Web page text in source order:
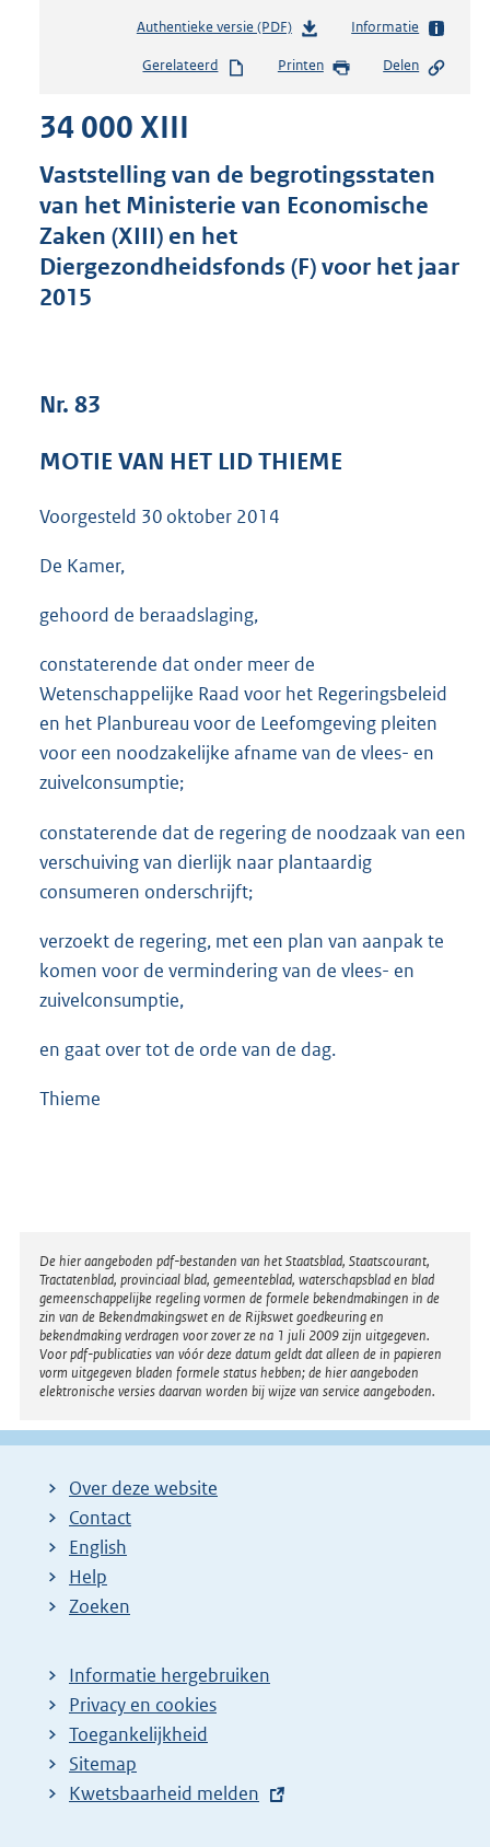
Authentieke versie (PDF)b
s
s
g
o
o
Informatie
Gerelateerd Printen Delen
34 000 XIII
Vaststelling van de begrotingsstaten
van het Ministerie van Economische
Zaken (XIII) en het
Diergezondheidsfonds (F) voor het jaar
2015
Nr. 83
MOTIE VAN HET LID THIEME
Voorgesteld 30 oktober 2014
De Kamer,
gehoord de beraadslaging,
constaterende dat onder meer de
Wetenschappelijke Raad voor het Regeringsbeleid
en het Planbureau voor de Leefomgeving pleiten
voor een noodzakelijke afname van de vlees- en
zuivelconsumptie;
constaterende dat de regering de noodzaak van een
verschuiving van dierlijk naar plantaardig
consumeren onderschrijft;
verzoekt de regering, met een plan van aanpak te
komen voor de vermindering van de vlees- en
zuivelconsumptie,
en gaat over tot de orde van de dag.
Thieme
Disclaimer
De hier aangeboden pdf-bestanden van het Staatsblad, Staatscourant,
Tractatenblad, provinciaal blad, gemeenteblad, waterschapsblad en blad
gemeenschappelijke regeling vormen de formele bekendmakingen in de
zin van de Bekendmakingswet en de Rijkswet goedkeuring en
bekendmaking verdragen voor zover ze na 1 juli 2009 zijn uitgegeven.
Voor pdf-publicaties van vóór deze datum geldt dat alleen de in papieren
vorm uitgegeven bladen formele status hebben; de hier aangeboden
elektronische versies daarvan worden bij wijze van service aangeboden.
Over deze website
Contact
English
Help
Zoeken
Informatie hergebruiken
Privacy en cookies
Toegankelijkheid
Sitemap
E
Kwetsbaarheid melden